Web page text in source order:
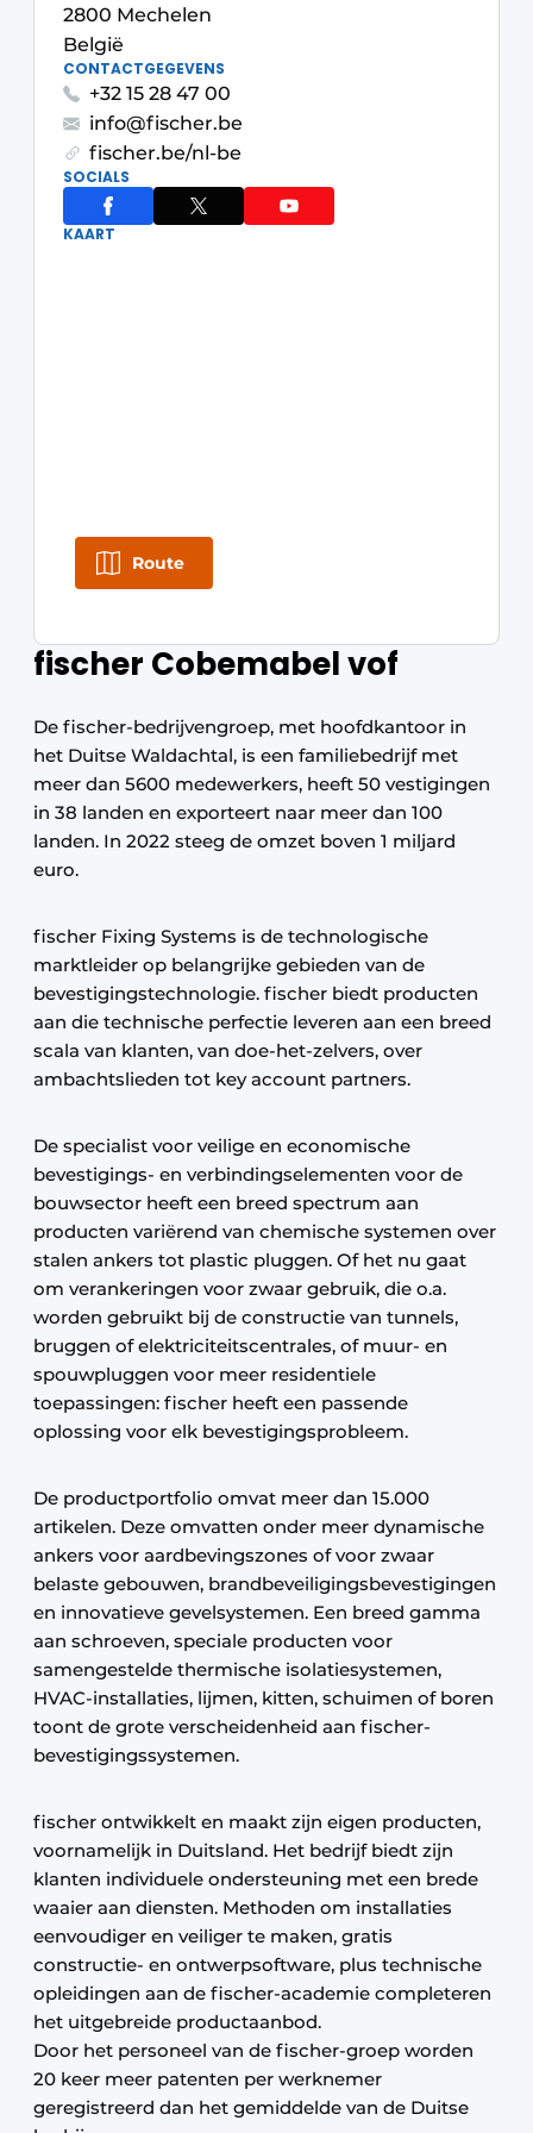
Vacature aanmelden
Vacatures
Video’s
Aanmelden
Bedrijven
Bedrijven
Akoestiek
Beton & Staalbouw
Brandveiligheid
BIM
Keukens
Renovatie
Software
Veiligheid & Opleiding
Zonwering
fischer Cobemabel vof
De fischer-bedrijvengroep, met hoofdkantoor in
het Duitse Waldachtal, is een familiebedrijf met
meer dan 5600 medewerkers, heeft 50 vestigingen
in 38 landen en exporteert naar meer dan 100
landen. In 2022 steeg de omzet boven 1 miljard
euro.
fischer Fixing Systems is de technologische
marktleider op belangrijke gebieden van de
bevestigingstechnologie. fischer biedt producten
aan die technische perfectie leveren aan een breed
scala van klanten, van doe-het-zelvers, over
ambachtslieden tot key account partners.
De specialist voor veilige en economische
bevestigings- en verbindingselementen voor de
bouwsector heeft een breed spectrum aan
producten variërend van chemische systemen over
stalen ankers tot plastic pluggen. Of het nu gaat
om verankeringen voor zwaar gebruik, die o.a.
worden gebruikt bij de constructie van tunnels,
bruggen of elektriciteitscentrales, of muur- en
spouwpluggen voor meer residentiele
toepassingen: fischer heeft een passende
oplossing voor elk bevestigingsprobleem.
De productportfolio omvat meer dan 15.000
artikelen. Deze omvatten onder meer dynamische
ankers voor aardbevingszones of voor zwaar
belaste gebouwen, brandbeveiligingsbevestigingen
en innovatieve gevelsystemen. Een breed gamma
aan schroeven, speciale producten voor
samengestelde thermische isolatiesystemen,
HVAC-installaties, lijmen, kitten, schuimen of boren
toont de grote verscheidenheid aan fischer-
bevestigingssystemen.
fischer ontwikkelt en maakt zijn eigen producten,
voornamelijk in Duitsland. Het bedrijf biedt zijn
klanten individuele ondersteuning met een brede
waaier aan diensten. Methoden om installaties
eenvoudiger en veiliger te maken, gratis
constructie- en ontwerpsoftware, plus technische
opleidingen aan de fischer-academie completeren
het uitgebreide productaanbod.
Door het personeel van de fischer-groep worden
20 keer meer patenten per werknemer
geregistreerd dan het gemiddelde van de Duitse
2800 Mechelen
België
CONTACTGEGEVENS
+32 15 28 47 00
info@fischer.be
fischer.be/nl-be
SOCIALS
KAART
Route